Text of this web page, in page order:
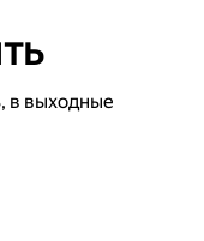
в выходные